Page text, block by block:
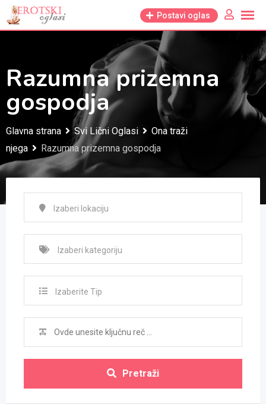
Skip
to
Postavi oglas
Razumna prizemna
gospodja
Glavna strana Svi Lični Oglasi
Ona traži
njega
Razumna prizemna gospodja
Izaberite Tip
Pretraži